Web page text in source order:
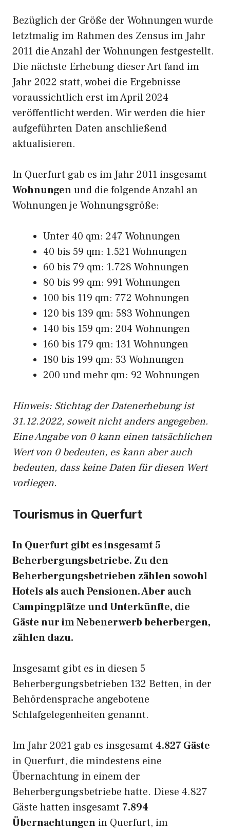
Bezüglich der Größe der Wohnungen wurde
letztmalig im Rahmen des Zensus im Jahr
2011 die Anzahl der Wohnungen festgestellt.
Die nächste Erhebung dieser Art fand im
Jahr 2022 statt, wobei die Ergebnisse
voraussichtlich erst im April 2024
veröffentlicht werden. Wir werden die hier
aufgeführten Daten anschließend
aktualisieren.
In Querfurt gab es im Jahr 2011 insgesamt
Wohnungenund die folgende Anzahl an
Wohnungen je Wohnungsgröße:
Unter 40 qm: 247 Wohnungen
40 bis 59 qm: 1.521 Wohnungen
60 bis 79 qm: 1.728 Wohnungen
80 bis 99 qm: 991 Wohnungen
100 bis 119 qm: 772 Wohnungen
120 bis 139 qm: 583 Wohnungen
140 bis 159 qm: 204 Wohnungen
160 bis 179 qm: 131 Wohnungen
180 bis 199 qm: 53 Wohnungen
200 und mehr qm: 92 Wohnungen
Hinweis: Stichtag der Datenerhebung ist
31.12.2022, soweit nicht anders angegeben.
Eine Angabe von 0 kann einen tatsächlichen
Wert von 0 bedeuten, es kann aber auch
bedeuten, dass keine Daten für diesen Wert
vorliegen.
Tourismus in Querfurt
In Querfurt gibt es insgesamt 5
Beherbergungsbetriebe. Zu den
Beherbergungsbetrieben zählen sowohl
Hotels als auch Pensionen. Aber auch
Campingplätze und Unterkünfte, die
Gäste nur im Nebenerwerb beherbergen,
zählen dazu.
Insgesamt gibt es in diesen 5
Beherbergungsbetrieben 132 Betten, in der
Behördensprache angebotene
Schlafgelegenheiten genannt.
Im Jahr 2021 gab es insgesamt 4.827 Gäste
in Querfurt, die mindestens eine
Übernachtung in einem der
Beherbergungsbetriebe hatte. Diese 4.827
Gäste hatten insgesamt 7.894
Übernachtungen in Querfurt, im